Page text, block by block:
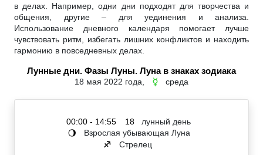
в делах. Например, одни дни подходят для творчества и
общения, другие – для уединения и анализа.
Использование дневного календаря помогает лучше
чувствовать ритм, избегать лишних конфликтов и находить
гармонию в повседневных делах.
Лунные дни. Фазы Луны. Луна в знаках зодиака
18 мая 2022 года, ☿ среда
00:00 - 14:55 18 лунный день
🌖 Взрослая убывающая Луна
♐
Стрелец